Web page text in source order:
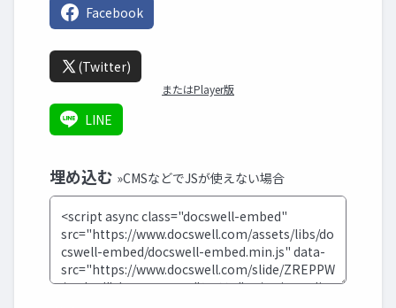
Facebook
(Twitter)
またはPlayer版
LINE
埋め込む »CMSなどでJSが使えない場合